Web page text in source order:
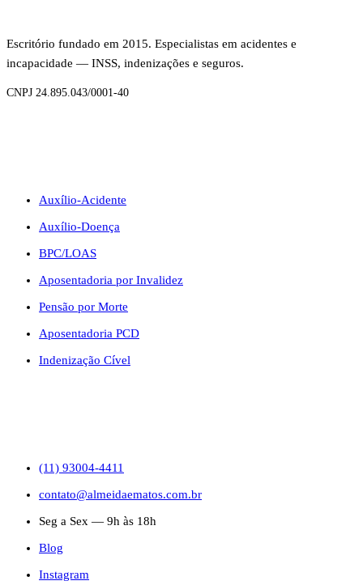
Escritório fundado em 2015. Especialistas em acidentes e
incapacidade — INSS, indenizações e seguros.
CNPJ 24.895.043/0001-40
Auxílio-Acidente
Auxílio-Doença
BPC/LOAS
Aposentadoria por Invalidez
Pensão por Morte
Aposentadoria PCD
Indenização Cível
(11) 93004-4411
contato@almeidaematos.com.br
Seg a Sex — 9h às 18h
Blog
Instagram